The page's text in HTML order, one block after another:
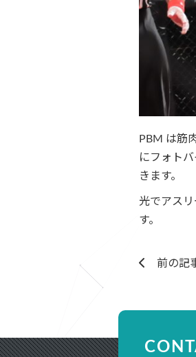
PBM は筋
にフォト
きます。
光でアス
す。
前の記